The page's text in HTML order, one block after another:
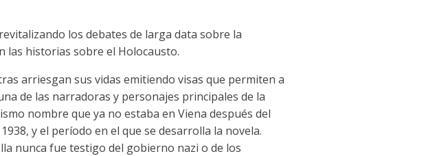
los debates de larga data sobre la
las historias sobre el Holocausto.
arriesgan sus vidas emitiendo visas que permiten a
de las narradoras y personajes principales de la
nombre que ya no estaba en Viena después del
y el período en el que se desarrolla la novela.
nunca fue testigo del gobierno nazi o de los